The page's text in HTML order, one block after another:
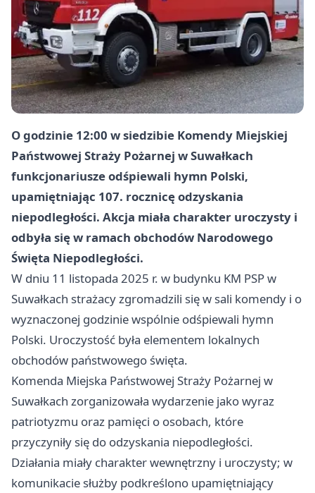
O godzinie 12:00 w siedzibie Komendy Miejskiej
Państwowej Straży Pożarnej w Suwałkach
funkcjonariusze odśpiewali hymn Polski,
upamiętniając 107. rocznicę odzyskania
niepodległości. Akcja miała charakter uroczysty i
odbyła się w ramach obchodów Narodowego
Święta Niepodległości.
W dniu 11 listopada 2025 r. w budynku KM PSP w
Suwałkach strażacy zgromadzili się w sali komendy i o
wyznaczonej godzinie wspólnie odśpiewali hymn
Polski. Uroczystość była elementem lokalnych
obchodów państwowego święta.
Komenda Miejska Państwowej Straży Pożarnej w
Suwałkach zorganizowała wydarzenie jako wyraz
patriotyzmu oraz pamięci o osobach, które
przyczyniły się do odzyskania niepodległości.
Działania miały charakter wewnętrzny i uroczysty; w
komunikacie służby podkreślono upamiętniający